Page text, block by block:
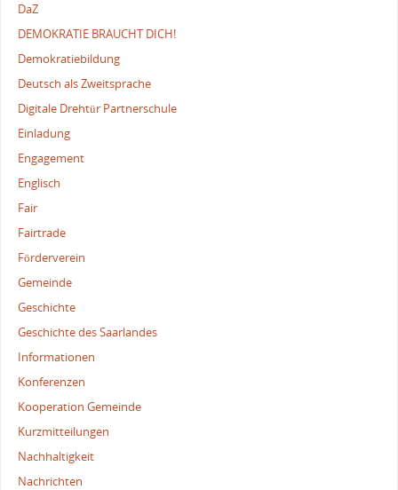
DaZ
DEMOKRATIE BRAUCHT DICH!
Demokratiebildung
Deutsch als Zweitsprache
Digitale Drehtür Partnerschule
Einladung
Engagement
Englisch
Fair
Fairtrade
Förderverein
Gemeinde
Geschichte
Geschichte des Saarlandes
Informationen
Konferenzen
Kooperation Gemeinde
Kurzmitteilungen
Nachhaltigkeit
Nachrichten